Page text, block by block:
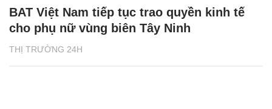
THỊ TRƯỜNG 24H
BAT Việt Nam tiếp tục trao quyền kinh tế
cho phụ nữ vùng biên Tây Ninh